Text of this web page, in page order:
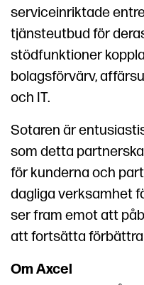
serviceinriktade
tjänsteutbud för
stödfunktioner
bolagsförvärv,
och IT.
Sotaren är
som detta
för kunderna och
dagliga verksamhet
ser fram emot att
att fortsätta
Om Axcel